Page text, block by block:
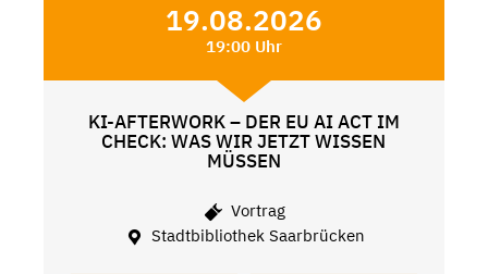
19.08.2026
19:00 Uhr
KI-AFTERWORK – DER EU AI ACT IM
CHECK: WAS WIR JETZT WISSEN
MÜSSEN
Vortrag
Stadtbibliothek Saarbrücken